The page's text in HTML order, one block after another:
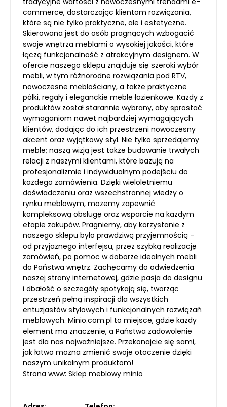
commerce, dostarczając klientom rozwiązania,
które są nie tylko praktyczne, ale i estetyczne.
Skierowana jest do osób pragnących wzbogacić
swoje wnętrza meblami o wysokiej jakości, które
łączą funkcjonalność z atrakcyjnym designem. W
ofercie naszego sklepu znajduje się szeroki wybór
mebli, w tym różnorodne rozwiązania pod RTV,
nowoczesne meblościany, a także praktyczne
półki, regały i eleganckie meble łazienkowe. Każdy z
produktów został starannie wybrany, aby sprostać
wymaganiom nawet najbardziej wymagających
klientów, dodając do ich przestrzeni nowoczesny
akcent oraz wyjątkowy styl. Nie tylko sprzedajemy
meble; naszą wizją jest także budowanie trwałych
relacji z naszymi klientami, które bazują na
profesjonalizmie i indywidualnym podejściu do
każdego zamówienia. Dzięki wieloletniemu
doświadczeniu oraz wszechstronnej wiedzy o
rynku meblowym, możemy zapewnić
kompleksową obsługę oraz wsparcie na każdym
etapie zakupów. Pragniemy, aby korzystanie z
naszego sklepu było prawdziwą przyjemnością –
od przyjaznego interfejsu, przez szybką realizację
zamówień, po pomoc w doborze idealnych mebli
do Państwa wnętrz. Zachęcamy do odwiedzenia
naszej strony internetowej, gdzie pasja do designu
i dbałość o szczegóły spotykają się, tworząc
przestrzeń pełną inspiracji dla wszystkich
entuzjastów stylowych i funkcjonalnych rozwiązań
meblowych. Minio.com.pl to miejsce, gdzie każdy
element ma znaczenie, a Państwa zadowolenie
jest dla nas najważniejsze. Przekonajcie się sami,
jak łatwo można zmienić swoje otoczenie dzięki
naszym unikalnym produktom!
Strona www: Sklep meblowy minio